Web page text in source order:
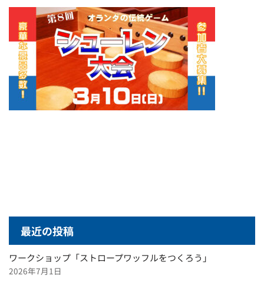
最近の投稿
ワークショップ「ストロープワッフルをつくろう」
2026年7月1日